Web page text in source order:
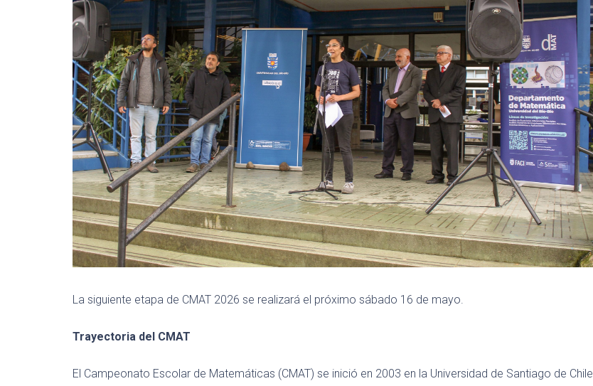
La siguiente etapa de CMAT 2026 se realizará el próximo sábado 16 de mayo.
Trayectoria del CMAT
El Campeonato Escolar de Matemáticas (CMAT) se inició en 2003 en la Universidad de Santiago de Chile